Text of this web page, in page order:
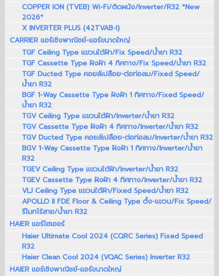
COPPER ION (TVEB) Wi-Fi/ติดผนัง/Inverter/R32 *New
2026*
X INVERTER PLUS (42TVAB-I)
CARRIER แอร์เชิงพาณิชย์-แอร์ขนาดใหญ่
TGF Ceiling Type แขวนใต้ฝ้า/Fix Speed/น้ำยา R32
TGF Cassette Type ฝังฝ้า 4 ทิศทาง/Fix Speed/น้ำยา R32
TGF Ducted Type คอยล์เปลือย-ต่อท่อลม/Fixed Speed/
น้ำยา R32
BGF 1-Way Cassette Type ฝังฝ้า 1 ทิศทาง/Fixed Speed/
น้ำยา R32
TGV Ceiling Type แขวนใต้ฝ้า/Inverter/น้ำยา R32
TGV Cassette Type ฝังฝ้า 4 ทิศทาง/Inverter/น้ำยา R32
TGV Ducted Type คอยล์เปลือย-ต่อท่อลม/Inverter/น้ำยา R32
BGV 1-Way Cassette Type ฝังฝ้า 1 ทิศทาง/Inverter/น้ำยา
R32
TGEV Ceiling Type แขวนใต้ฝ้า/Inverter/น้ำยา R32
TGEV Cassette Type ฝังฝ้า 4 ทิศทาง/Inverter/น้ำยา R32
VLJ Ceiling Type แขวนใต้ฝ้า/Fixed Speed/น้ำยา R32
APOLLO II FDE Floor & Ceiling Type ตั้ง-แขวน/Fix Speed/
รีโมทไร้สาย/น้ำยา R32
HAIER แอร์ไฮเออร์
Haier Ultimate Cool 2024 (CQRC Series) Fixed Speed
R32
Haier Clean Cool 2024 (VQAC Series) Inverter R32
HAIER แอร์เชิงพาณิชย์-แอร์ขนาดใหญ่